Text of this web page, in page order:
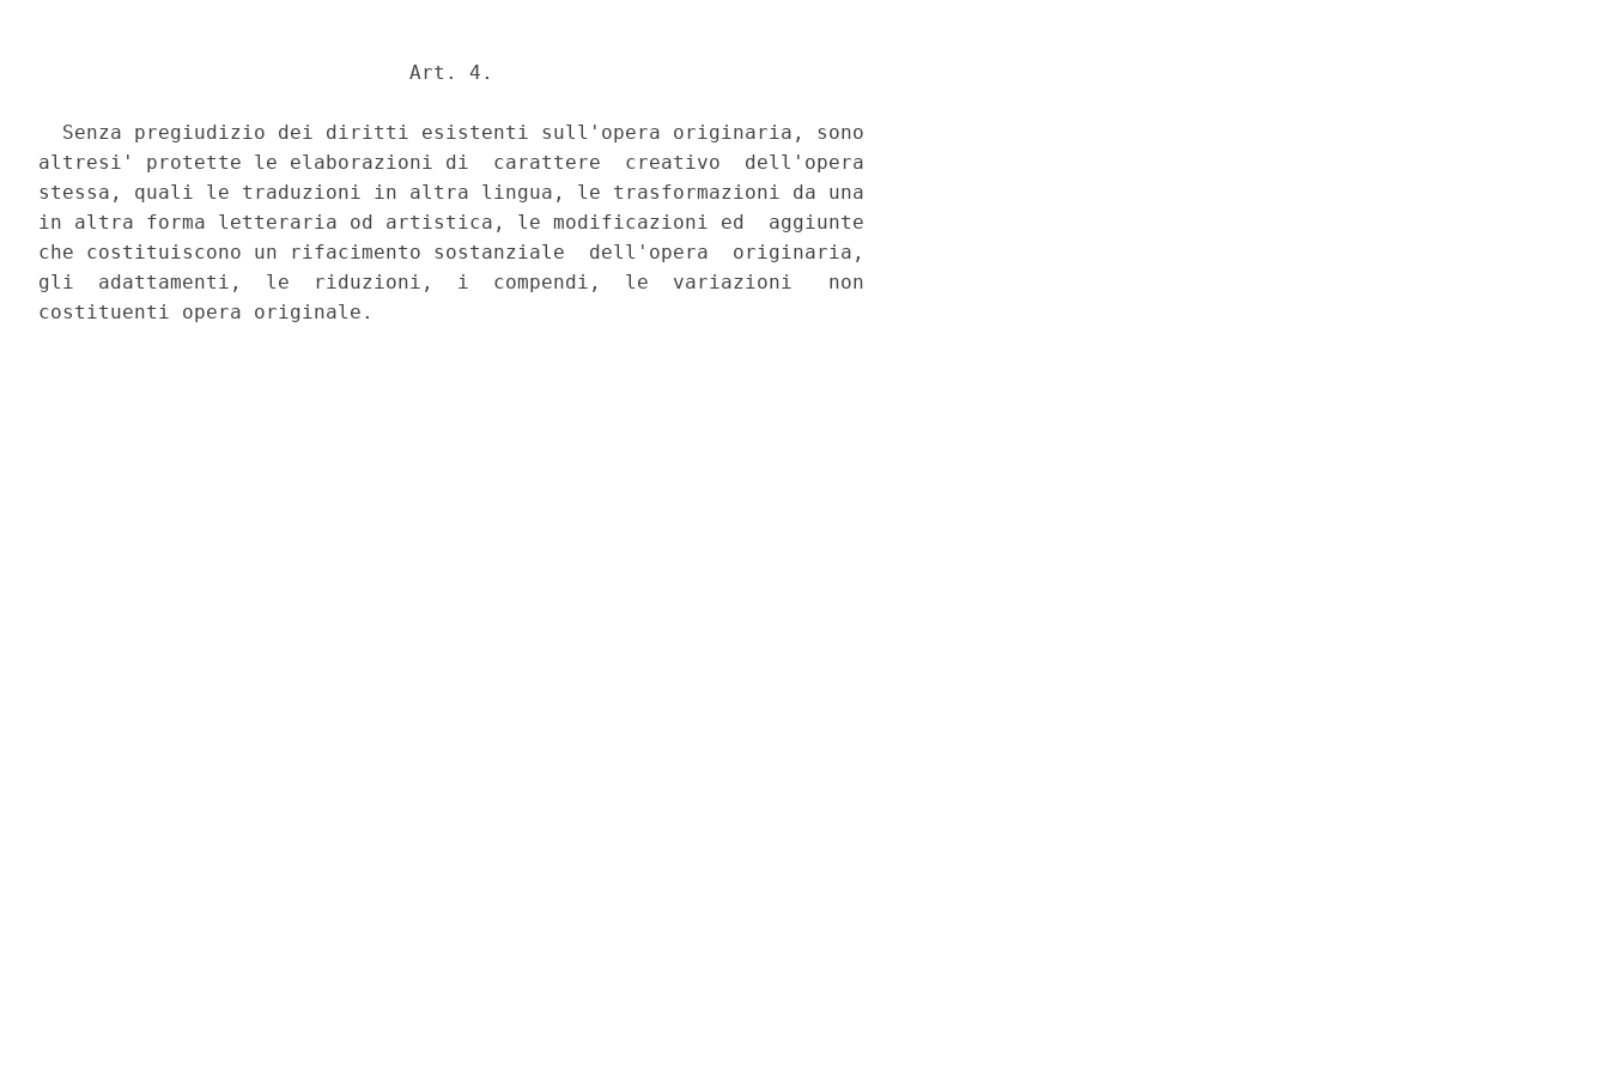
                               Art. 4.
  Senza pregiudizio dei diritti esistenti sull'opera originaria, sono
altresi' protette le elaborazioni di  carattere  creativo  dell'opera
stessa, quali le traduzioni in altra lingua, le trasformazioni da una
in altra forma letteraria od artistica, le modificazioni ed  aggiunte
che costituiscono un rifacimento sostanziale  dell'opera  originaria,
gli  adattamenti,  le  riduzioni,  i  compendi,  le  variazioni   non